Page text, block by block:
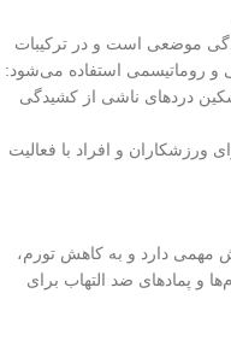
موضعی است و در ترکیبات
و روماتیسمی استفاده می‌شود:
دردهای ناشی از کشیدگی
و افراد با فعالیت
مهمی دارد و به کاهش تورم،
و پمادهای ضد التهاب برای